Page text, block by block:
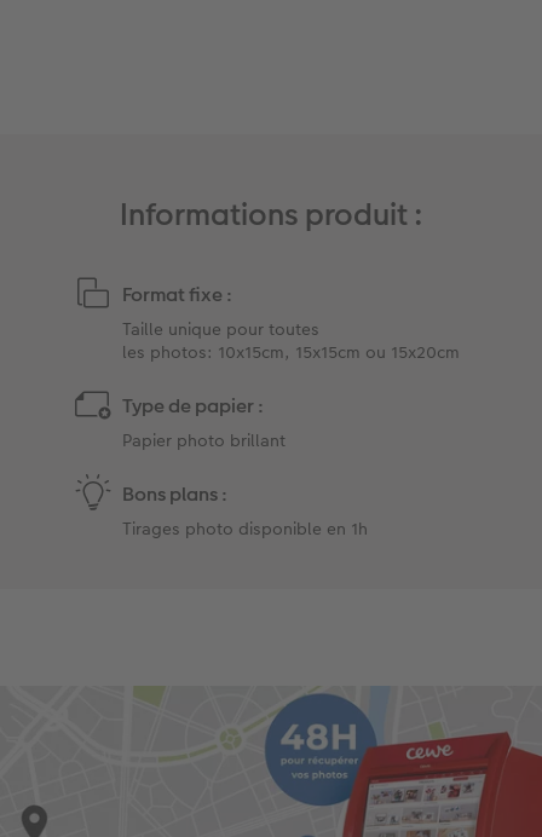
Informations produit :
Format fixe :
Taille unique pour toutes
les photos: 10x15cm, 15x15cm ou 15x20cm
Type de papier :
Papier photo brillant
Bons plans :
Tirages photo disponible en 1h